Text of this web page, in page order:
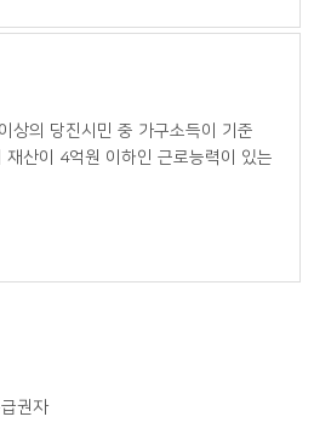
상의 당진시민 중 가구소득이 기준
산이 4억원 이하인 근로능력이 있는
권자